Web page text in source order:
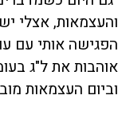
והעצמאות, אצלי
הפגישה אותי עם
אוהבות את ל"ג
וביום העצמאות